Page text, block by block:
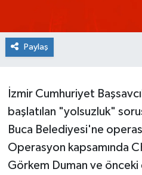
Paylaş
İzmir Cumhuriyet
başlatılan "yolsuzluk"
Buca Belediyesi'ne
Operasyon kapsamında
Görkem Duman ve